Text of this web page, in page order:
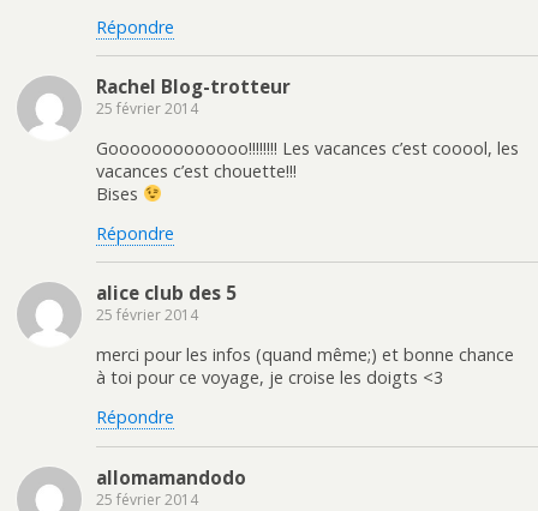
Répondre
Rachel Blog-trotteur
25 février 2014
Gooooooooooooo!!!!!!!! Les vacances c’est cooool, les
vacances c’est chouette!!!
Bises
Répondre
alice club des 5
25 février 2014
merci pour les infos (quand même;) et bonne chance
à toi pour ce voyage, je croise les doigts <3
Répondre
allomamandodo
25 février 2014